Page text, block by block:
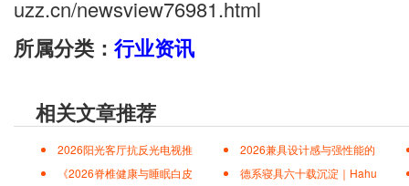
uzz.cn/newsview76981.html
所属分类： 行业资讯
相关文章推荐
2026阳光客厅抗反光电视推
2026兼具设计感与强性能的
《2026脊椎健康与睡眠白皮
德系寝具六十载沉淀｜Hahu